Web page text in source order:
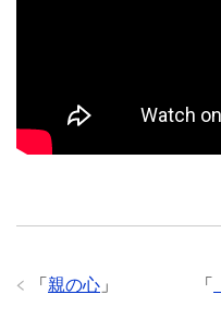
「
「 親の心 」